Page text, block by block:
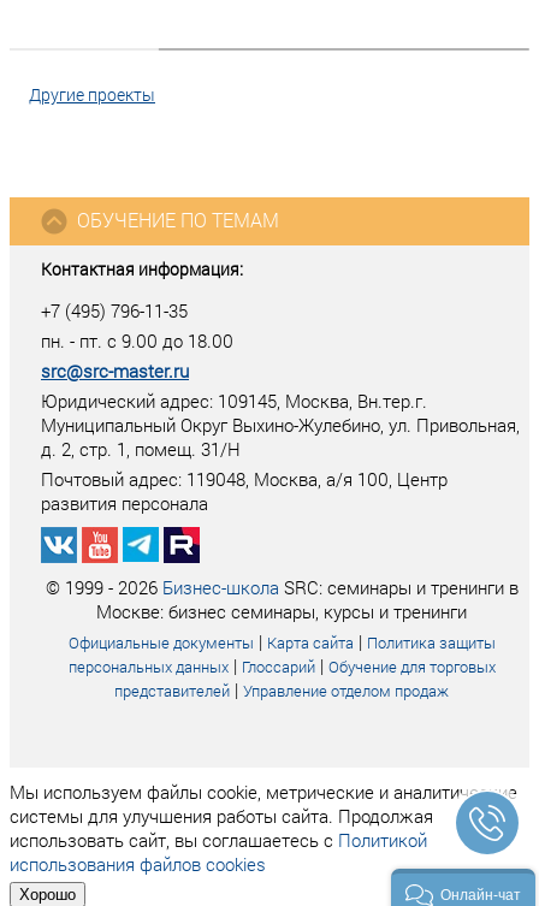
Другие проекты
Контактная информация:
+7 (495) 796-11-35
пн. - пт. с 9.00 до 18.00
src@src-master.ru
Юридический адрес: 109145, Москва, Вн.тер.г.
Муниципальный Округ Выхино-Жулебино, ул. Привольная,
д. 2, стр. 1, помещ. 31/Н
Почтовый адрес: 119048, Москва, а/я 100, Центр
развития персонала
ОБУЧЕНИЕ ПО ТЕМАМ
© 1999 - 2026 Бизнес-школа SRC: семинары и тренинги в
Москве: бизнес семинары, курсы и тренинги
Официальные документы | Карта сайта | Политика защиты
персональных данных| Глоссарий| Обучение для торговых
представителей | Управление отделом продаж
Мы используем файлы cookie, метрические и аналитические
системы для улучшения работы сайта. Продолжая
использовать сайт, вы соглашаетесь с Политикой
использования файлов cookies
Хорошо Онлайн-чат